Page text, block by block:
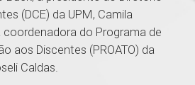
(DCE) da UPM, Camila
coordenadora do Programa de
aos Discentes (PROATO) da
Caldas.